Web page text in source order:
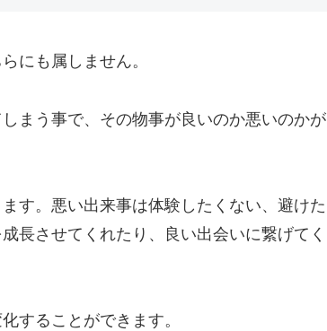
にも属しません。
まう事で、その物事が良いのか悪いのかが
す。悪い出来事は体験したくない、避けた
長させてくれたり、良い出会いに繋げてく
することができます。